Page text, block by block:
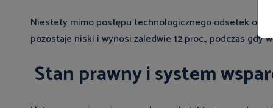
Niestety mimo postępu technologicznego odsetek
pozostaje niski i wynosi zaledwie 12 proc., podczas
Stan prawny i system